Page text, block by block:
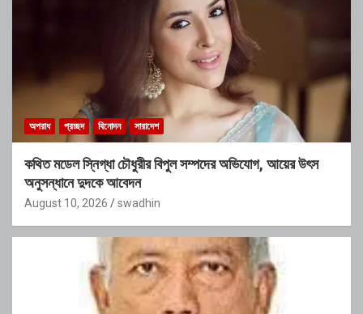
অপরাধ প্রচ্ছদ বিনোদন সারাদেশ
কথিত মডেল স্নিগ্ধা চৌধুরীর বিপুল সম্পদের অভিযোগ, আয়ের উৎস
অনুসন্ধানে দুদকে আবেদন
August 10, 2026 swadhin